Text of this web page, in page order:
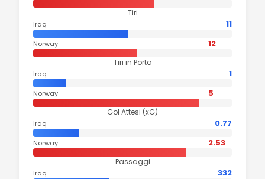
Tiri
Iraq 11
Norway 12
Tiri in Porta
Iraq 1
Norway 5
Gol Attesi (xG)
Iraq 0.77
Norway 2.53
Passaggi
Iraq 332